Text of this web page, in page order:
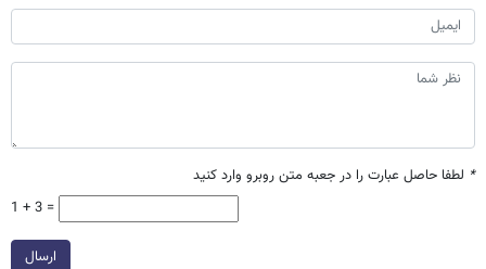
* لطفا حاصل عبارت را در جعبه متن روبرو وارد کنید
1 + 3 =
ارسال